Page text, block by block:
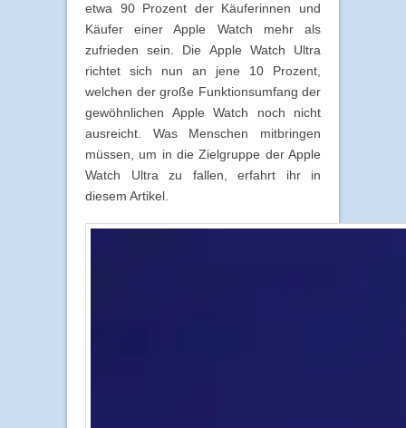
etwa 90 Prozent der Käuferinnen und
Käufer einer Apple Watch mehr als
zufrieden sein. Die Apple Watch Ultra
richtet sich nun an jene 10 Prozent,
welchen der große Funktionsumfang der
gewöhnlichen Apple Watch noch nicht
ausreicht. Was Menschen mitbringen
müssen, um in die Zielgruppe der Apple
Watch Ultra zu fallen, erfahrt ihr in
diesem Artikel.